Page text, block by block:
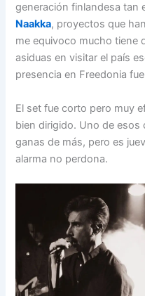
generación finlandesa tan
Naakka, proyectos que
me equivoco mucho tiene
asiduas en visitar el país
presencia en Freedonia
El set fue corto pero muy
bien dirigido. Uno de
ganas de más, pero es
alarma no perdona.